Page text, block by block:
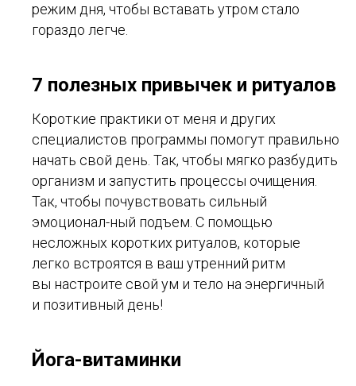
режим дня, чтобы вставать утром стало
гораздо легче.
7 полезных привычек и ритуалов
Короткие практики от меня и других
специалистов программы помогут правильно
начать свой день. Так, чтобы мягко разбудить
организм и запустить процессы очищения.
Так, чтобы почувствовать сильный
эмоционал-ный подъем. С помощью
несложных коротких ритуалов, которые
легко встроятся в ваш утренний ритм
вы настроите свой ум и тело на энергичный
и позитивный день!
Йога-витаминки